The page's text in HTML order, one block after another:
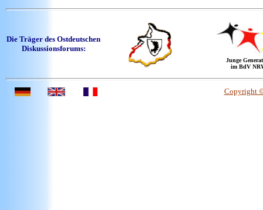
Die Träger des Ostdeutschen
Diskussionsforums:
Junge
im BdV
Copyright